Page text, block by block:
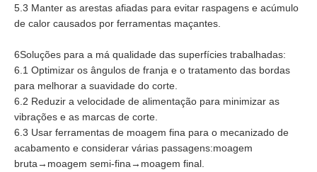
5.3 Manter as arestas afiadas para evitar raspagens e acúmulo
de calor causados por ferramentas maçantes.
6Soluções para a má qualidade das superfícies trabalhadas:
6.1 Optimizar os ângulos de franja e o tratamento das bordas
para melhorar a suavidade do corte.
6.2 Reduzir a velocidade de alimentação para minimizar as
vibrações e as marcas de corte.
6.3 Usar ferramentas de moagem fina para o mecanizado de
acabamento e considerar várias passagens:moagem
bruta→moagem semi-fina→moagem final.